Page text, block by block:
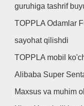
guruhiga tashrif
TOPPLA Odamlar
sayohat qilishdi
TOPPLA mobil
Alibaba Super
Maxsus va muhim